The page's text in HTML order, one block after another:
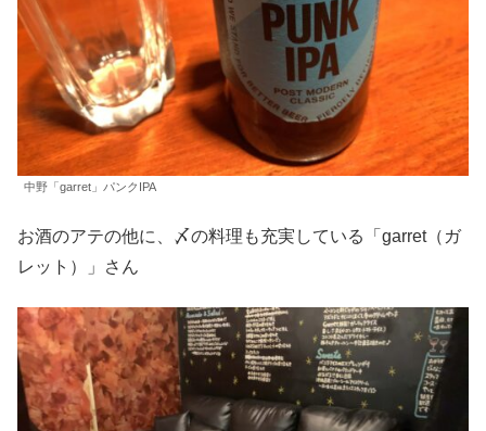
中野「garret」パンクIPA
お酒のアテの他に、〆の料理も充実している「garret（ガ
レット）」さん